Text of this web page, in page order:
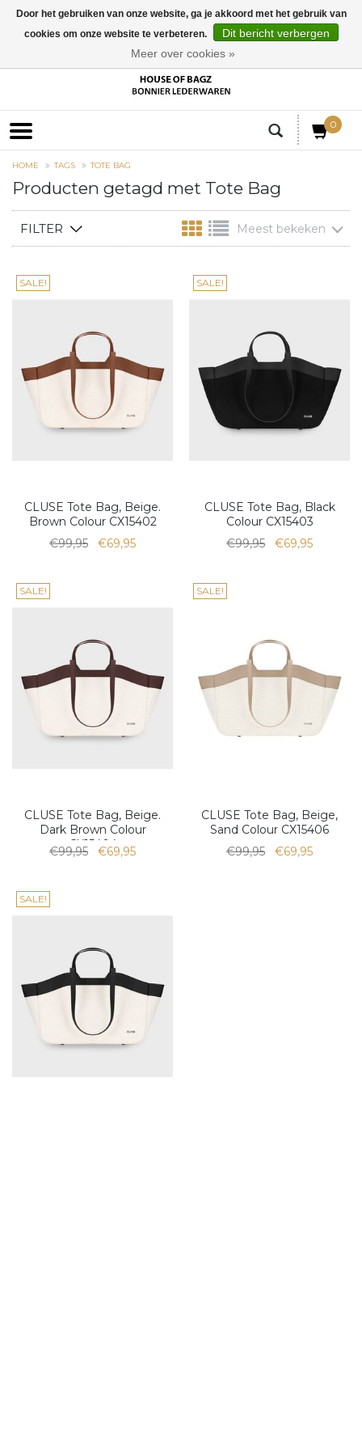
0
HOME TAGS TOTE BAG
Producten getagd met Tote Bag
FILTER Meest bekeken
SALE!
CLUSE Tote Bag, Beige.
Brown Colour CX15402
€99,95
€69,95
SALE!
CLUSE Tote Bag, Black
Colour CX15403
€99,95
€69,95
SALE!
CLUSE Tote Bag, Beige.
Dark Brown Colour
CX15404
€99,95 €69,95
SALE!
CLUSE Tote Bag, Beige,
Sand Colour CX15406
€99,95
€69,95
SALE!
Door het gebruiken van onze website, ga je akkoord met het gebruik van
cookies om onze website te verbeteren.
Dit bericht verbergen
Meer over cookies »